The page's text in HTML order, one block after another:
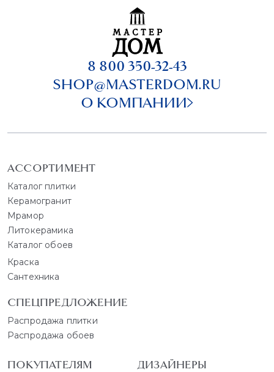
8 800 350-32-43
SHOP@MASTERDOM.RU
О КОМПАНИИ
АССОРТИМЕНТ
Каталог плитки
Керамогранит
Мрамор
Литокерамика
Каталог обоев
Краска
Сантехника
СПЕЦПРЕДЛОЖЕНИЕ
Распродажа плитки
Распродажа обоев
ПОКУПАТЕЛЯМ
ДИЗАЙНЕРЫ